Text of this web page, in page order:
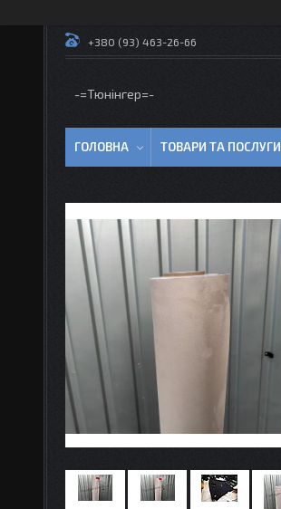
+380 (93) 463-26-66
-=Тюнінгер=-
ГОЛОВНА ТОВАРИ ТА ПОСЛУГИ